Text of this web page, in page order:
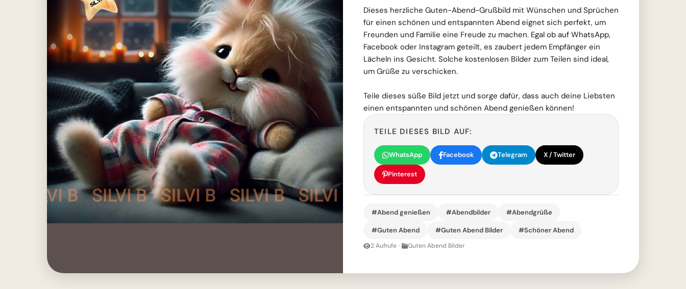
Dieses herzliche Guten-Abend-Grußbild mit Wünschen und Sprüchen
für einen schönen und entspannten Abend eignet sich perfekt, um
Freunden und Familie eine Freude zu machen. Egal ob auf WhatsApp,
Facebook oder Instagram geteilt, es zaubert jedem Empfänger ein
Lächeln ins Gesicht. Solche kostenlosen Bilder zum Teilen sind ideal,
um Grüße zu verschicken.
Teile dieses süße Bild jetzt und sorge dafür, dass auch deine Liebsten
einen entspannten und schönen Abend genießen können!
TEILE DIESES BILD AUF:
WhatsApp Facebook Telegram X / Twitter
Pinterest
#Abend genießen #Abendbilder #Abendgrüße
#Guten Abend #Guten Abend Bilder #Schöner Abend
2 Aufrufe · Guten Abend Bilder